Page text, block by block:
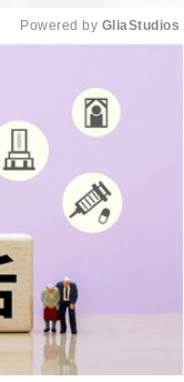
Powered by GliaStudios